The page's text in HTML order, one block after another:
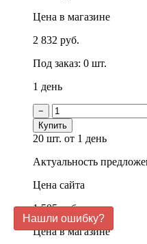
Цена в магазине
2 832 руб.
Под заказ: 0 шт.
1 день
−
Купить
20 шт. от 1 день
Актуальность
Цена сайта
1 505 руб.
Цена в магазине
Нашли ошибку?